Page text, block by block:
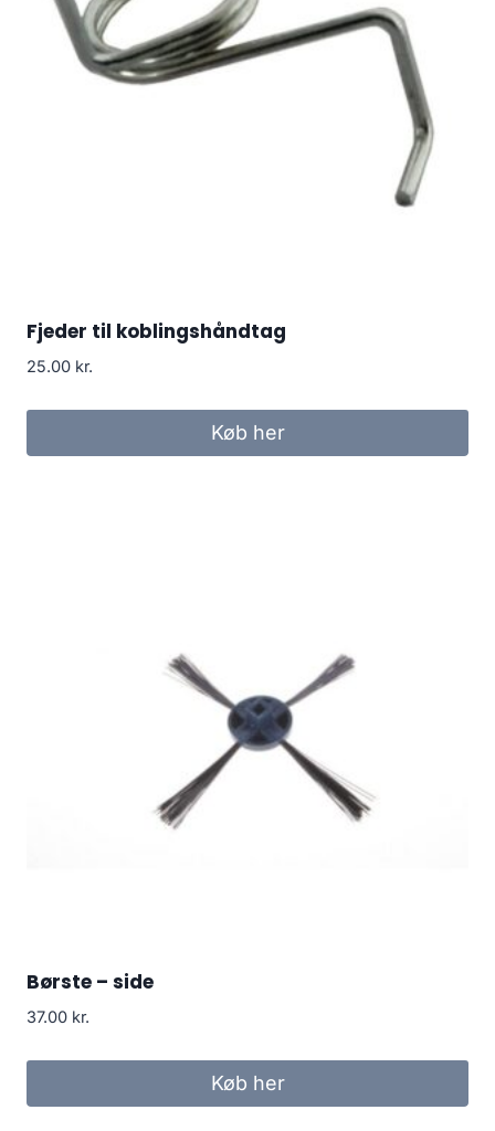
Fjeder til koblingshåndtag
25.00 kr.
Køb her
Børste – side
37.00 kr.
Køb her